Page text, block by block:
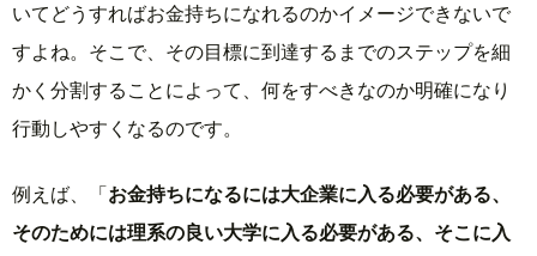
いてどうすればお金持ちになれるのかイメージできないで
すよね。そこで、その目標に到達するまでのステップを細
かく分割することによって、何をすべきなのか明確になり
行動しやすくなるのです。
例えば、「お金持ちになるには大企業に入る必要がある、
そのためには理系の良い大学に入る必要がある、そこに入